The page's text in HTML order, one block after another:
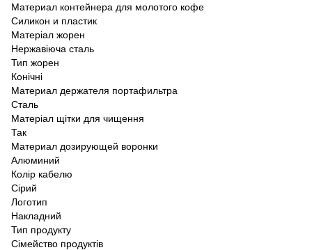
Материал контейнера для молотого кофе
Силикон и пластик
Матеріал жорен
Нержавіюча сталь
Тип жорен
Конічні
Материал держателя портафильтра
Сталь
Матеріал щітки для чищення
Так
Материал дозирующей воронки
Алюминий
Колір кабелю
Сірий
Логотип
Накладний
Тип продукту
Сімейство продуктів